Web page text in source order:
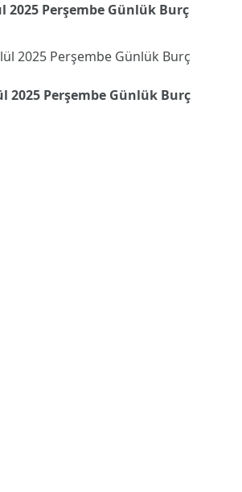
2025 Perşembe Günlük Burç
2025 Perşembe Günlük Burç